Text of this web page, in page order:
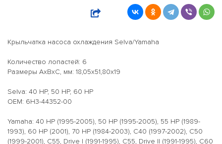
Крыльчатка насоса охлаждения Selva/Yamaha
Количество лопастей: 6
Размеры AxBxC, мм: 18,05x51,80x19
Selva: 40 HP, 50 HP, 60 HP
OEM: 6H3-44352-00
Yamaha: 40 HP (1995-2005), 50 HP (1995-2005), 55 HP (1989-
1993), 60 HP (2001), 70 HP (1984-2003), C40 (1997-2002), C50
(1999-2001), C55, Drive I (1991-1995), C55, Drive II (1991-1995), C60